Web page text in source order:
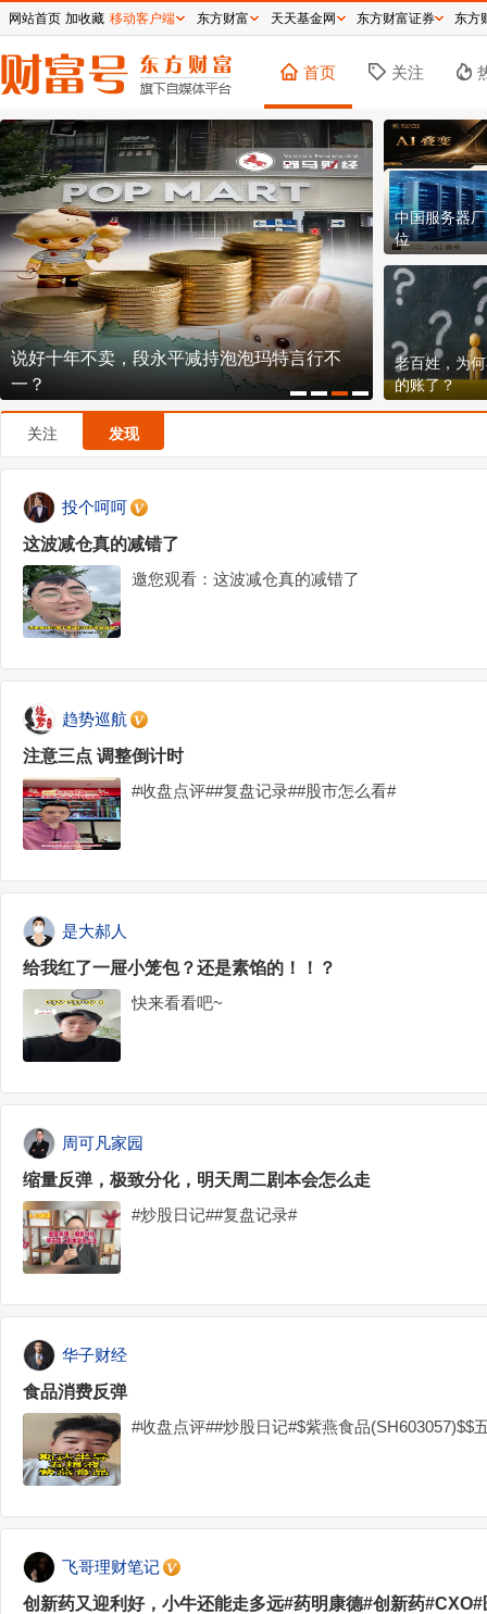
首页 关注
不
150.8元！宇树科技发行价定了，609亿市值贵
8天
票重
中国服务器
位
老百姓，为
的账了？
关注 发现
投个呵呵
这波减仓真的减错了
邀您观看：这波减仓真的减错了
趋势巡航
注意三点 调整倒计时
#收盘点评##复盘记录##股市怎么看#
是大郝人
给我红了一屉小笼包？还是素馅的！！？
快来看看吧~
周可凡家园
缩量反弹，极致分化，明天周二剧本会怎么走
#炒股日记##复盘记录#
华子财经
食品消费反弹
#收盘点评##炒股日记#$紫燕食品(SH603057)$$
飞哥理财笔记
创新药又迎利好，小牛还能走多远#药明康德#创新药#CXO#
网站首页 加收藏 移动客户端 东方财富 天天基金网 东方财富证券 东方